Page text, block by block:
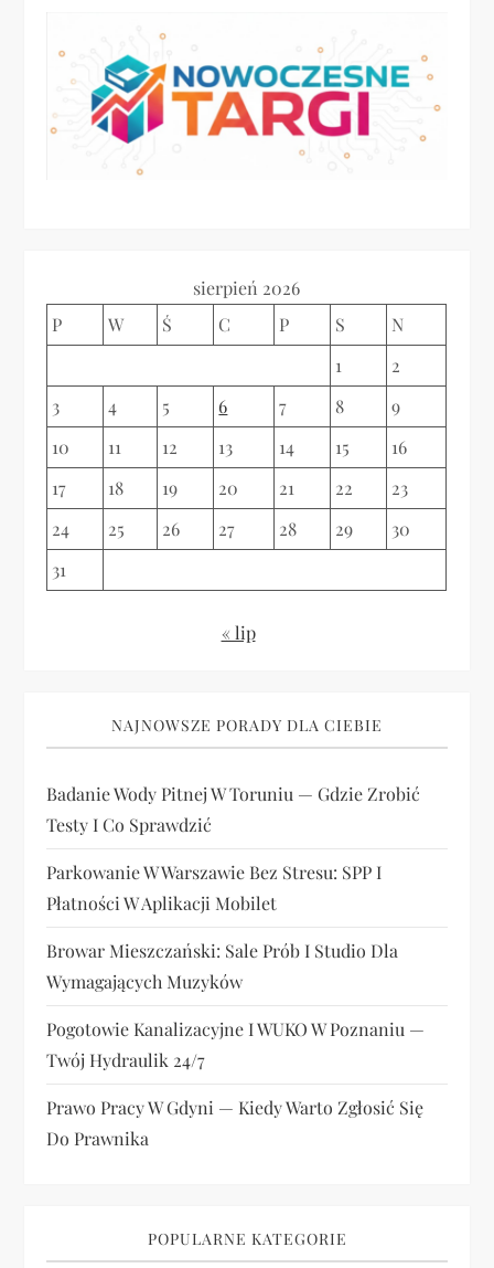
j
i
s
u
sierpień 2026
P
W Ś C P S
N
1
2
3
4 5 6 7 8
9
10
11 12 13 14 15
16
17
18 19 20 21 22
23
24
25 26 27 28 29
30
31
« lip
NAJNOWSZE PORADY DLA CIEBIE
Badanie Wody Pitnej W Toruniu — Gdzie Zrobić
Testy I Co Sprawdzić
Parkowanie W Warszawie Bez Stresu: SPP I
Płatności W Aplikacji Mobilet
Browar Mieszczański: Sale Prób I Studio Dla
Wymagających Muzyków
Pogotowie Kanalizacyjne I WUKO W Poznaniu —
Twój Hydraulik 24/7
Prawo Pracy W Gdyni — Kiedy Warto Zgłosić Się
Do Prawnika
POPULARNE KATEGORIE